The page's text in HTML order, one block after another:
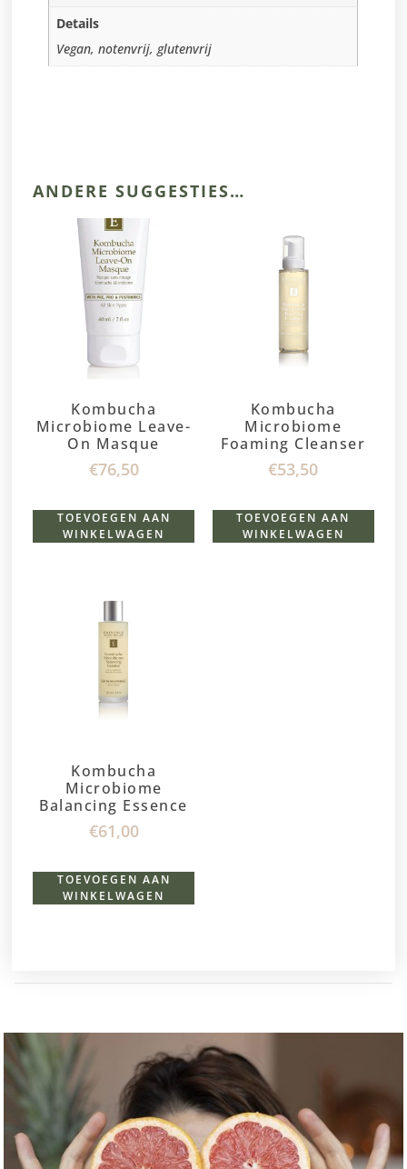
Details
Vegan, notenvrij, glutenvrij
ANDERE SUGGESTIES…
Kombucha
Microbiome Leave-
On Masque
€76,50
TOEVOEGEN AAN
WINKELWAGEN
Kombucha
Microbiome
Foaming Cleanser
€53,50
TOEVOEGEN AAN
WINKELWAGEN
Kombucha
Microbiome
Balancing Essence
€61,00
TOEVOEGEN AAN
WINKELWAGEN